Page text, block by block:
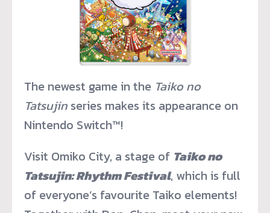
The newest game in the Taiko no
Tatsujin series makes its appearance on
Nintendo Switch™!
Visit Omiko City, a stage of Taiko no
Tatsujin: Rhythm Festival, which is full
of everyone’s favourite Taiko elements!